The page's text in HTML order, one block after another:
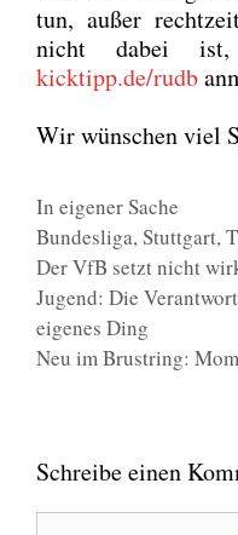
tun, außer
nicht dabei
kicktipp.de/rudb
Wir wün­schen viel
Kategorien
In eigener Sache
Schlagwörter
Bundesliga,Stuttgart,
Der VfB setzt nicht
Jugend: Die
eigenes Ding
Neu im Brustring:
Schreibe einen